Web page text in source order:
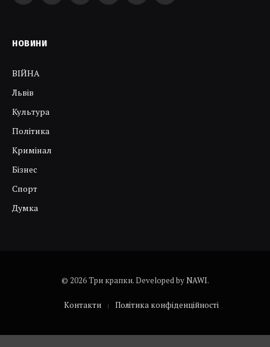
НОВИНИ
ВІЙНА
Львів
Культура
Політика
Кримінал
Бізнес
Спорт
Думка
© 2026 Три крапки. Developed byNAWI.
Контакти Політика конфіденційності